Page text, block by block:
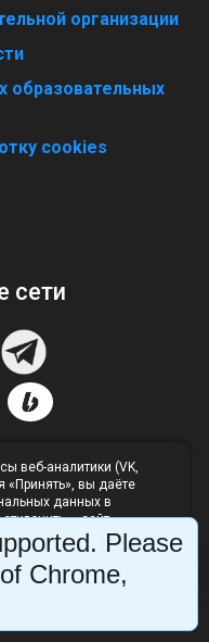
веб-аналитики (VK,
«Принять», вы даёте
данных в
— сайт
организации
образовательных
cookies
сети
в Телеграм
Please
Chrome,